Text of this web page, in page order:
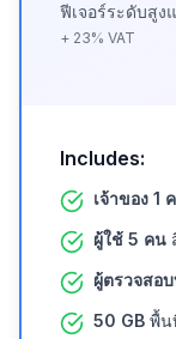
ฟีเจอร์ระดับสูง
+ 23% VAT
Includes:
เจ้าของ 1
ผู้ใช้ 5 คน
ผู้ตรวจสอ
50 GB พื้น